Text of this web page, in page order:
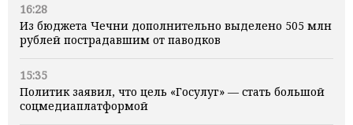
16:28
Из бюджета Чечни дополнительно выделено 505 млн
рублей пострадавшим от паводков
15:35
Политик заявил, что цель «Госулуг» — стать большой
соцмедиаплатформой